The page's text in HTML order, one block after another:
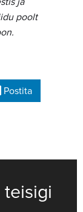
ja
poolt
Postita
teisigi